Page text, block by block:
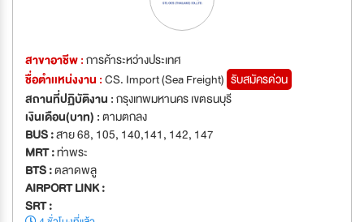
สาขาอาชีพ :การค้าระหว่างประเทศ
ชื่อตำเเหน่งงาน :CS. Import (Sea Freight) รับสมัครด่วน
สถานที่ปฏิบัติงาน :กรุงเทพมหานคร เขตธนบุรี
เงินเดือน(บาท) :ตามตกลง
BUS :สาย 68, 105, 140,141, 142, 147
MRT :ท่าพระ
BTS :ตลาดพลู
AIRPORT LINK :
SRT :